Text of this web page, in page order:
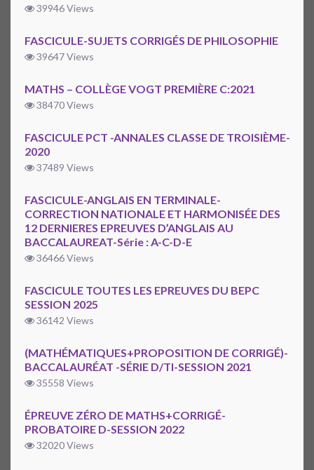
39946 Views
FASCICULE-SUJETS CORRIGÉS DE PHILOSOPHIE
39647 Views
MATHS – COLLÈGE VOGT PREMIÈRE C:2021
38470 Views
FASCICULE PCT -ANNALES CLASSE DE TROISIÈME-
2020
37489 Views
FASCICULE-ANGLAIS EN TERMINALE-
CORRECTION NATIONALE ET HARMONISÉE DES
12 DERNIERES EPREUVES D’ANGLAIS AU
BACCALAUREAT-Série : A-C-D-E
36466 Views
FASCICULE TOUTES LES EPREUVES DU BEPC
SESSION 2025
36142 Views
(MATHÉMATIQUES+PROPOSITION DE CORRIGÉ)-
BACCALAURÉAT -SÉRIE D/TI-SESSION 2021
35558 Views
ÉPREUVE ZÉRO DE MATHS+CORRIGÉ-
PROBATOIRE D-SESSION 2022
32020 Views